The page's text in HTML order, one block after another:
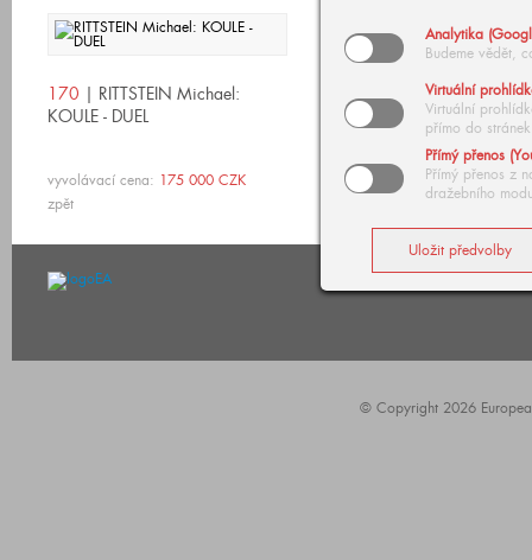
Analytika
Budeme vědět,
Virtuální
Virtuální
přímo do stránek
Přímý přenos
Přímý přenos z
dražebního
170 | RITTSTEIN Michael:
KOULE - DUEL
vyvolávací cena: 175 000 CZK
zpět
© Copyright 2026